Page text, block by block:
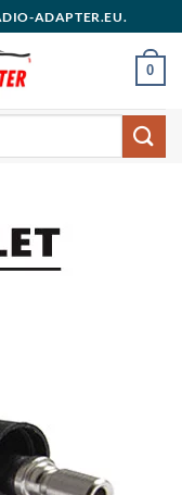
ADAPTER.EU.
0